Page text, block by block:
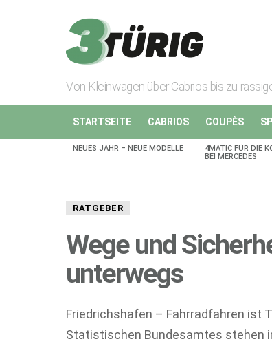
Von Kleinwagen über Cabrios bis zu
STARTSEITE CABRIOS COUPÈS
AKTUELLES
NEUES JAHR – NEUE MODELLE
4MATIC FÜR DIE
BEI MERCEDES
RATGEBER
Wege und
unterwegs
Friedrichshafen – Fahrradfahren ist
Statistischen Bundesamtes stehen